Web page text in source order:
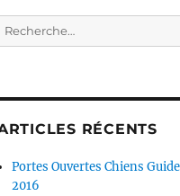
Recherche
:
RÉCENTS
Portes Ouvertes Chiens
2016